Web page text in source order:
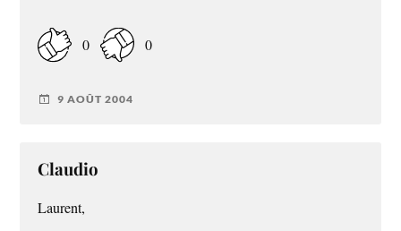
0 0
9 AOÛT 2004
Claudio
Laurent,